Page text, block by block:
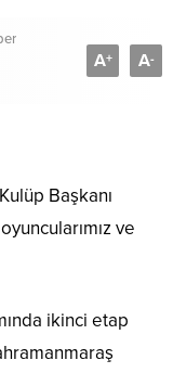
A+ A-
Başkanı
ve
ikinci etap